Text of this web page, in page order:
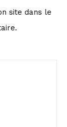
site dans le